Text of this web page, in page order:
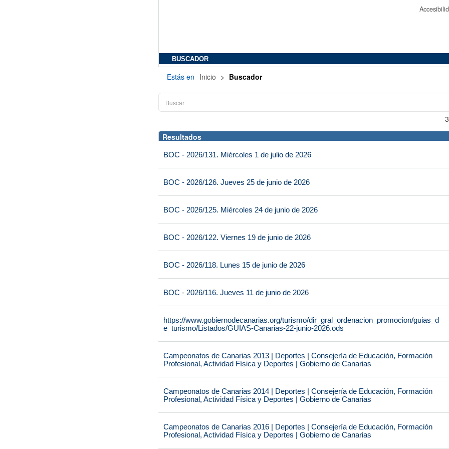
BUSCADOR
Estás en Inicio > Buscador
Resultados
BOC - 2026/131. Miércoles 1 de julio de 2026
BOC - 2026/126. Jueves 25 de junio de 2026
BOC - 2026/125. Miércoles 24 de junio de 2026
BOC - 2026/122. Viernes 19 de junio de 2026
BOC - 2026/118. Lunes 15 de junio de 2026
BOC - 2026/116. Jueves 11 de junio de 2026
https://www.gobiernodecanarias.org/turismo/dir_gral_ordenacion_promocion/guias_d
e_turismo/Listados/GUIAS-Canarias-22-junio-2026.ods
Campeonatos de Canarias 2013 | Deportes | Consejería de Educación, Formación
Profesional, Actividad Física y Deportes | Gobierno de Canarias
Campeonatos de Canarias 2014 | Deportes | Consejería de Educación, Formación
Profesional, Actividad Física y Deportes | Gobierno de Canarias
Campeonatos de Canarias 2016 | Deportes | Consejería de Educación, Formación
Profesional, Actividad Física y Deportes | Gobierno de Canarias